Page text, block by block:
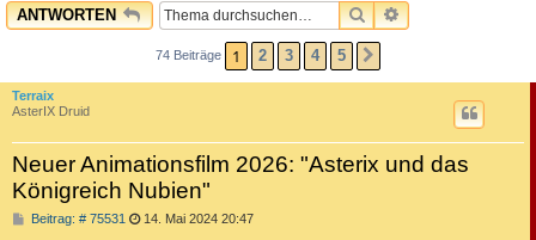
ANTWORTEN SUCHEERWEITERTE
74 Beiträge 1 2 3 4 5
Terraix
AsterIX Druid
Neuer Animationsfilm 2026: "Asterix und das
Königreich Nubien"
Beitrag: # 75531 B 14. Mai 2024 20:47